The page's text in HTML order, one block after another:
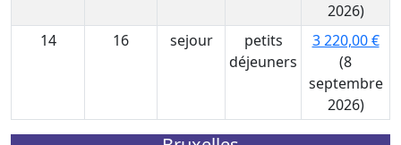
2026)
14
16 sejour
petits
déjeuners
3 220,00 €
(8
septembre
2026)